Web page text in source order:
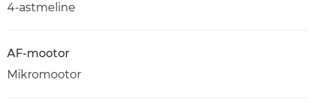
4-astmeline
AF-mootor
Mikromootor